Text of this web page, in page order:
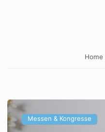
Home
Messen & Kongresse